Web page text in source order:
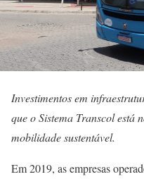
Investimentos em
que o Sistema Transcol está
mobilidade sustentável.
Em 2019, as empresas